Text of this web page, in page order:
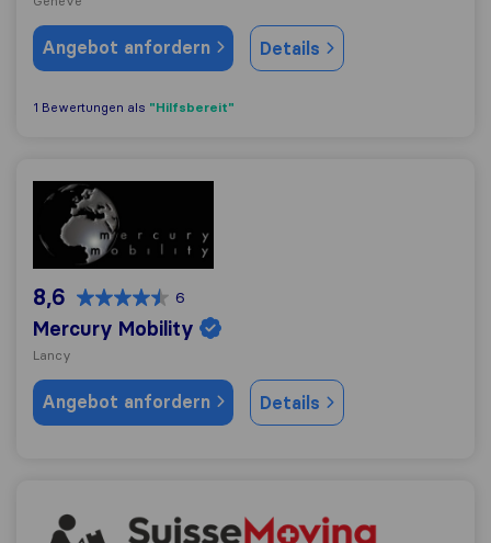
Angebot anfordern Details
1 Bewertungen als "Hilfsbereit"
Mercury Mobility
8,6 6
Mercury Mobility
Lancy
Angebot anfordern Details
Suisse Moving